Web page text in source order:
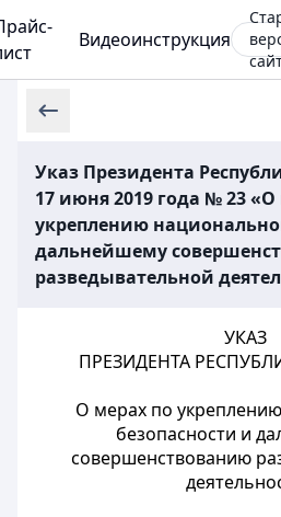
Видеоинструкция
Указ Президента
17 июня 2019 года № 23
укреплению
дальнейшему
разведывательной
УКАЗ
ПРЕЗИДЕНТА
О мерах по
безопасности и
совершенствованию